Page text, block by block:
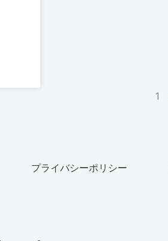
1
プライバシーポリシー